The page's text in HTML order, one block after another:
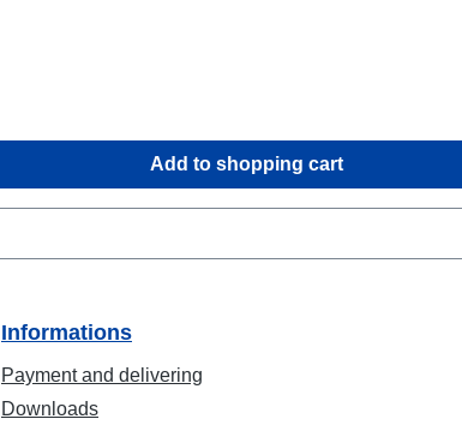
Add to shopping cart
Informations
Payment and delivering
Downloads